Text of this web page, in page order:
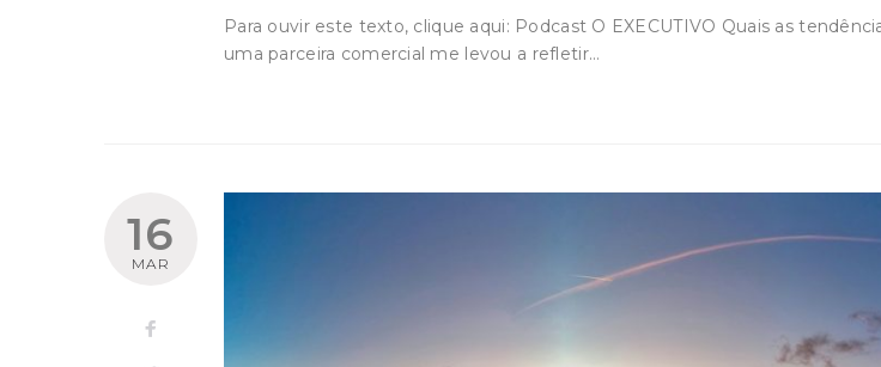
Para ouvir este texto, clique aqui: Podcast O EXECUTIVO Quais as
uma parceira comercial me levou a refletir…
16
MAR